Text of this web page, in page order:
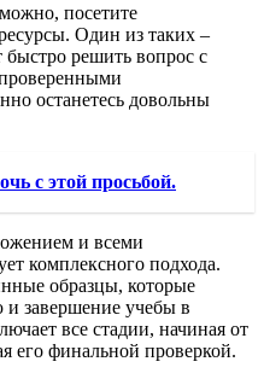
посетите
Один из таких –
быстро решить вопрос с
останетесь довольны
с этой просьбой.
и всеми
комплексного подхода.
образцы, которые
завершение учебы в
все стадии, начиная от
его финальной проверкой.